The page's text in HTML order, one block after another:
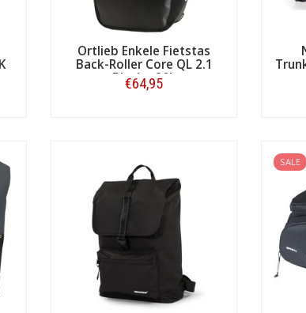
Ortlieb Enkele Fietstas
Back-Roller Core QL 2.1
Black - 20L
€64,95
SALE